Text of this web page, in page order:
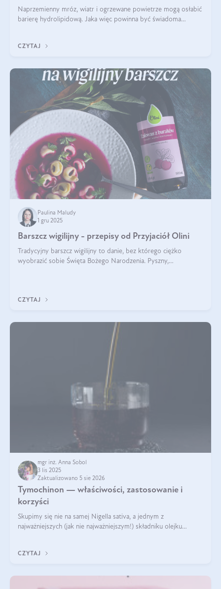
Naprzemienny mróz, wiatr i ogrzewane powietrze mogą osłabić
barierę hydrolipidową. Jaka więc powinna być świadoma
CZYTAJ
Paulina Maludy
1 gru 2025
Barszcz wigilijny - przepisy od Przyjaciół Olini
Tradycyjny barszcz wigilijny to danie, bez którego ciężko
wyobrazić sobie Święta Bożego Narodzenia. Pyszny,
CZYTAJ
mgr inż. Anna Sobol
3 lis 2025
Zaktualizowano 5 sie 2026
Tymochinon — właściwości, zastosowanie i
korzyści
Skupimy się nie na samej Nigella sativa, a jednym z
najważniejszych (jak nie najważniejszym!) składniku olejku
CZYTAJ